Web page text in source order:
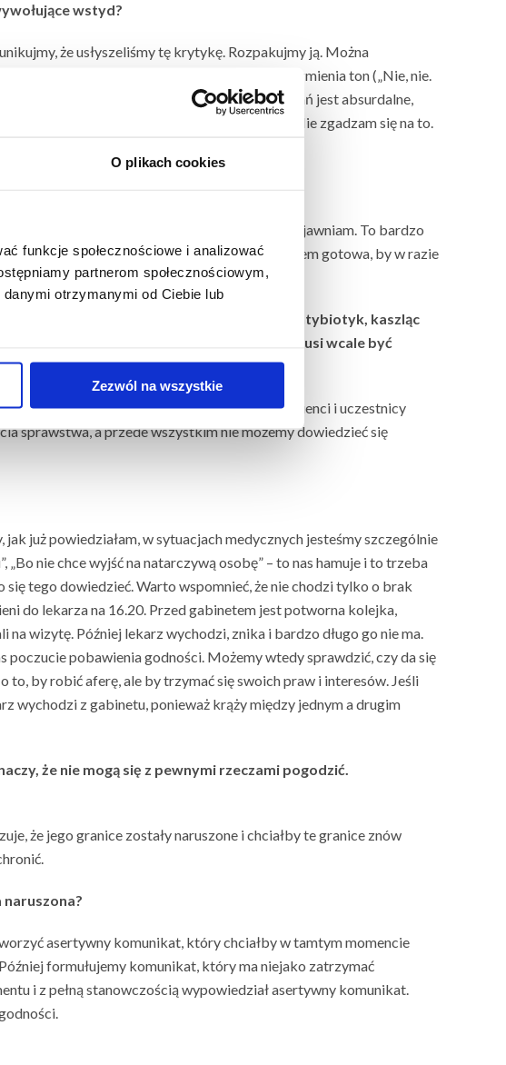
O plikach cookies
funkcje społecznościowe i analizować
partnerom społecznościowym,
otrzymanymi od Ciebie lub
Zezwól na wszystkie
wstyd?
że usłyszeliśmy tę krytykę. Rozpakujmy ją. Można
druga osoba zwykle od razu się wycofuje i zmienia ton („Nie, nie.
np.: „No tak proszę pani, zadawanie takich pytań jest absurdalne,
traktowania jest dla mnie nie do przyjęcia. Nie zgadzam się na to.
o swoje prawa, jako pacjentów i ludzi.
nie wstydzę się swoich uczuć i na wstępie je ujawniam. To bardzo
że ktoś wyśmiał mój lęk. Jednak zawsze jestem gotowa, by w razie
nie pomaga mi”.
dwa tygodnie leżała w łóżku, biorąc antybiotyk, kaszląc
do informacji to częsty problem, który nie musi wcale być
rodzaj sytuacji, o których często opowiadają klienci i uczestnicy
sprawstwa, a przede wszystkim nie możemy dowiedzieć się
już powiedziałam, w sytuacjach medycznych jesteśmy szczególnie
nie chce wyjść na natarczywą osobę” – to nas hamuje i to trzeba
tego dowiedzieć. Warto wspomnieć, że nie chodzi tylko o brak
do lekarza na 16.20. Przed gabinetem jest potworna kolejka,
wizytę. Później lekarz wychodzi, znika i bardzo długo go nie ma.
pobawienia godności. Możemy wtedy sprawdzić, czy da się
to, by robić aferę, ale by trzymać się swoich praw i interesów. Jeśli
wychodzi z gabinetu, ponieważ krąży między jednym a drugim
że nie mogą się z pewnymi rzeczami pogodzić.
że jego granice zostały naruszone i chciałby te granice znów
asertywny komunikat, który chciałby w tamtym momencie
formułujemy komunikat, który ma niejako zatrzymać
i z pełną stanowczością wypowiedział asertywny komunikat.